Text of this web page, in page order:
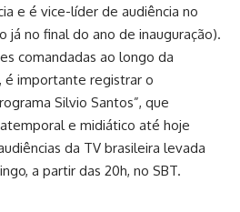
e é vice-líder de audiência no
já no final do ano de inauguração).
comandadas ao longo da
é importante registrar o
Silvio Santos”, que
e midiático até hoje
da TV brasileira levada
a partir das 20h, no SBT.